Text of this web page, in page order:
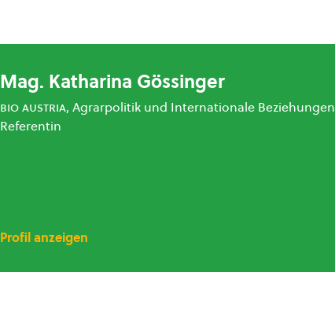
Mag. Katharina Gössinger
bio austria, Agrarpolitik und Internationale Beziehungen
Referentin
Profil anzeigen